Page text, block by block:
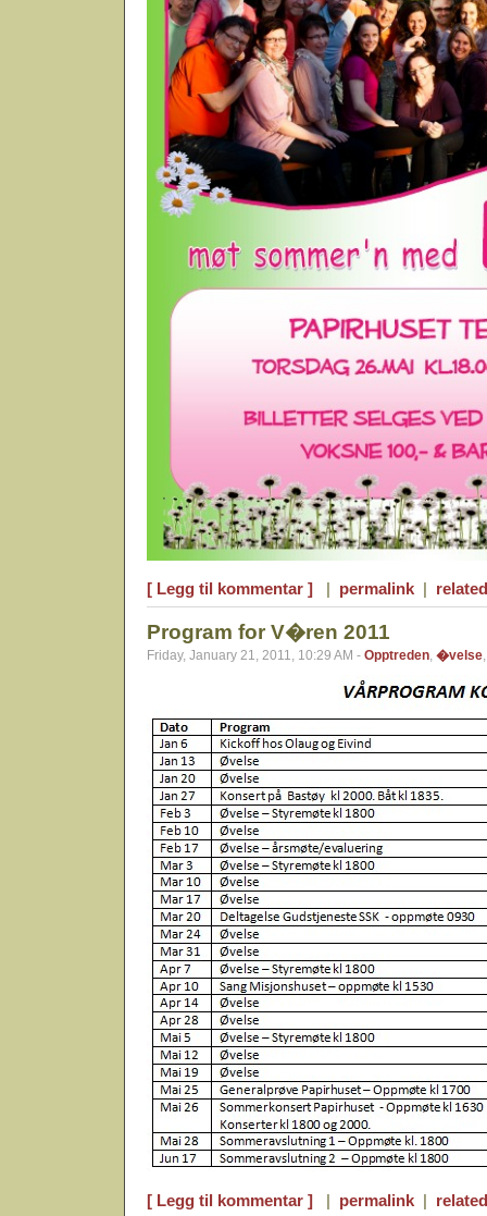
[ Legg til kommentar ] | permalink |
Program for V�ren 2011
Friday, January 21, 2011, 10:29 AM - Opptreden, �velse
[ Legg til kommentar ] | permalink |